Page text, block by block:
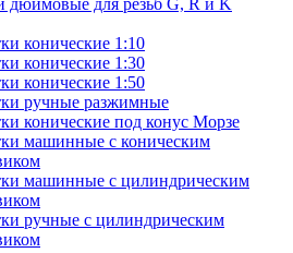
дюймовые для резьб G, R и K
конические 1:10
конические 1:30
конические 1:50
ручные разжимные
конические под конус Морзе
машинные с коническим
машинные с цилиндрическим
ручные с цилиндрическим